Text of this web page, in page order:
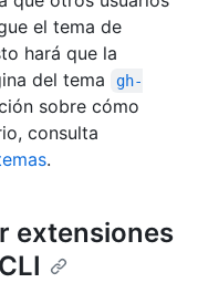
el tema de
hará que la
del tema
gh-
sobre cómo
consulta
.
extensiones